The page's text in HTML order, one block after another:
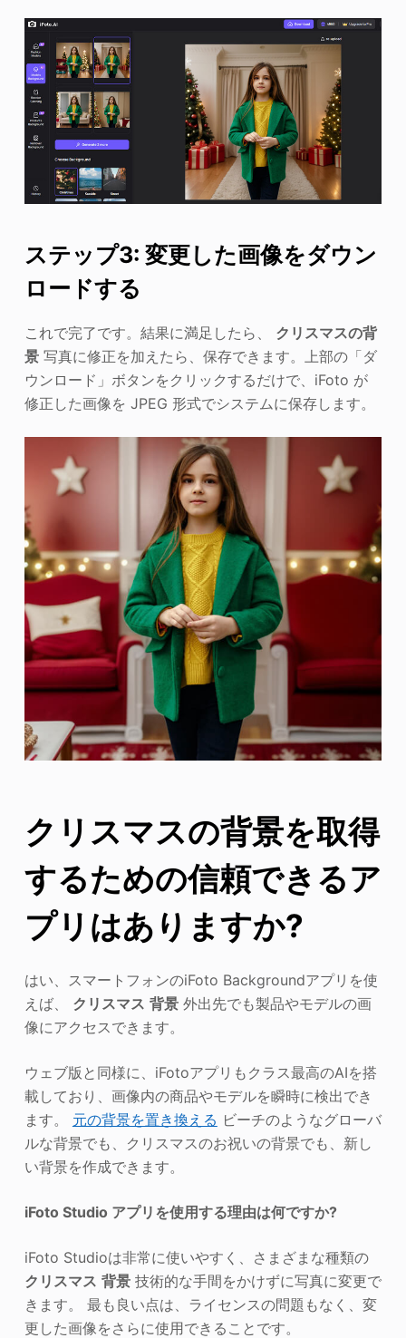
ステップ3: 変更した画像をダウン
ロードする
これで完了です。結果に満足したら、 クリスマスの背
景写真に修正を加えたら、保存できます。上部の「ダ
ウンロード」ボタンをクリックするだけで、iFoto が
修正した画像を JPEG 形式でシステムに保存します。
クリスマスの背景を取得
するための信頼できるア
プリはありますか?
はい、スマートフォンのiFoto Backgroundアプリを使
えば、 クリスマス 背景外出先でも製品やモデルの画
像にアクセスできます。
ウェブ版と同様に、iFotoアプリもクラス最高のAIを搭
載しており、画像内の商品やモデルを瞬時に検出でき
ます。 元の背景を置き換える ビーチのようなグローバ
ルな背景でも、クリスマスのお祝いの背景でも、新し
い背景を作成できます。
iFoto Studio アプリを使用する理由は何ですか?
iFoto Studioは非常に使いやすく、さまざまな種類の
クリスマス 背景技術的な手間をかけずに写真に変更で
きます。 最も良い点は、ライセンスの問題もなく、変
更した画像をさらに使用できることです。